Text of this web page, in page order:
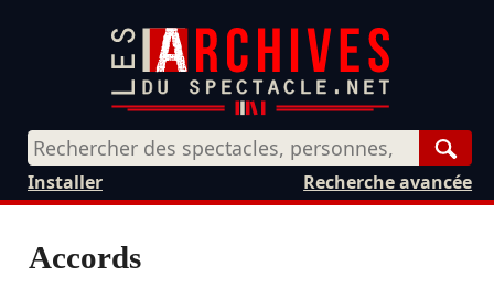
Recherche avancée
Installer
Accords